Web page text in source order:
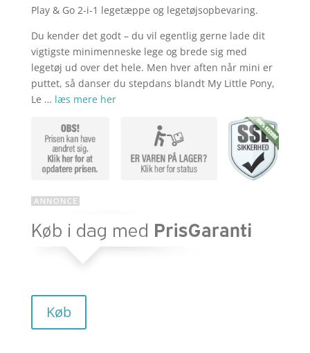
pris
var:
kr.
aktuelle
pris
er:
kr.
Play & Go 2-i-1 legetæppe og legetøjsopbevaring.
Du kender det godt – du vil egentlig gerne lade dit
vigtigste minimenneske lege og brede sig med
legetøj ud over det hele. Men hver aften når mini er
puttet, så danser du stepdans blandt My Little Pony,
Le … læs mere her
Køb